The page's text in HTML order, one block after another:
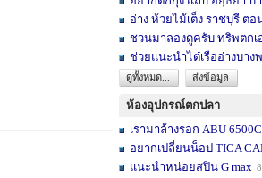
อ่าง ห้วยไม้เต็ง ราชบุรี ต
ชวนมาลองดูครับ ทริพตกเอง
ช่วยแนะนำไต๋เรืออ่างบาง
ดูทั้งหมด...
ส่งข้อมูล
ห้องอุปกรณ์ตกปลา
เรามาล้างรอก ABU 6500C
อยากเปลี่ยนน็อป TICA
แนะนำหน่อยสปิน G max